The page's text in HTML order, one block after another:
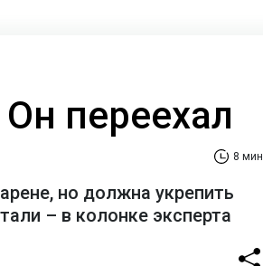
переехал
8 мин
но должна укрепить
– в колонке эксперта